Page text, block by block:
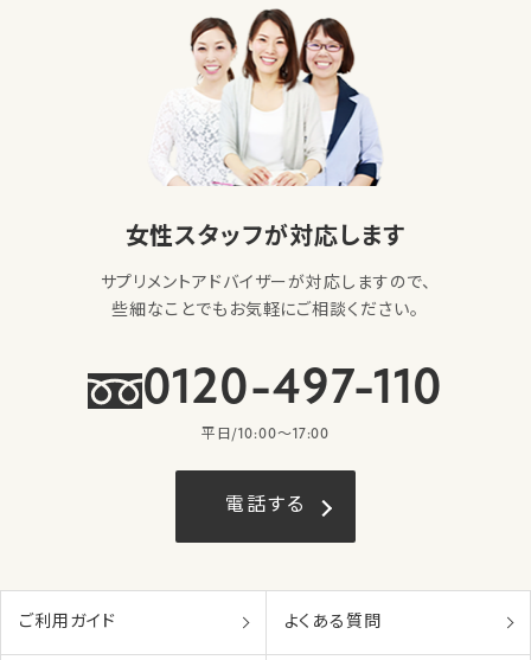
女性スタッフが対応します
サプリメントアドバイザーが対応しますので、
些細なことでもお気軽にご相談ください。
0120-497-110
平日/10:00〜17:00
電話する
ご利用ガイド よくある質問